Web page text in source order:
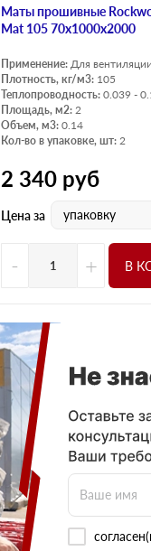
Маты прошивные
Mat 105 70х1000х2000
Применение: Для
Плотность, кг/м3: 105
Теплопроводность: 0.039 -
Площадь, м2: 2
Объем, м3: 0.14
Кол-во в упаковке, шт: 2
2 340 руб
Цена за упаковку
- + В